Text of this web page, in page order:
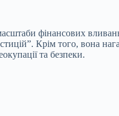
фінансових
Крім того, вона
та безпеки.